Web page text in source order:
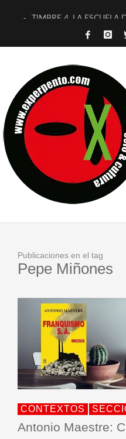
TIMBRE 4, LA ESCUELA
30 AÑOS (NO ES
D’BALDOMEROS
MARSHALL FLASH
JOFRE BARDAGÍ EN
YORCH PRESENTA
MAGALÍ SARE
«NO
Publicaciones en el tag
Pepe Miñones
CONTEXTOS
Antonio Maestre: